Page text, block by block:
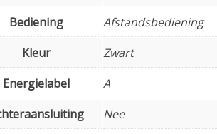
Bediening
Afstandsbediening
Kleur
Zwart
Energielabel
A
Nee